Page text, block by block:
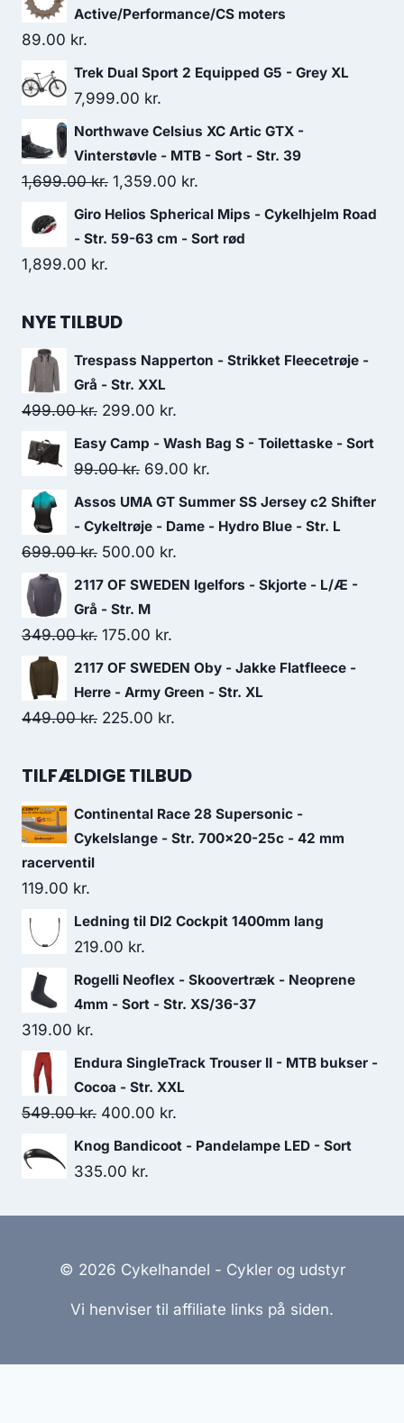
was:
is:
Active/Performance/CS moters
89.00 kr.
Trek Dual Sport 2 Equipped G5 - Grey XL
7,999.00 kr.
Northwave Celsius XC Artic GTX -
Vinterstøvle - MTB - Sort - Str. 39
1,699.00kr. Original
price
was:
1,359.00 kr.
price
is:
Giro Helios Spherical Mips - Cykelhjelm Road
- Str. 59-63 cm - Sort rød
1,899.00 kr.
NYE TILBUD
Trespass Napperton - Strikket Fleecetrøje -
Grå - Str. XXL
499.00kr. Original
price
was:
299.00 kr.
price
is:
Easy Camp - Wash Bag S - Toilettaske - Sort
99.00kr. Original
price
was:
99.00 kr..
69.00 kr.
price
is:
Assos UMA GT Summer SS Jersey c2 Shifter
- Cykeltrøje - Dame - Hydro Blue - Str. L
699.00kr. Original
price
was:
699.00 kr..
500.00 kr.
price
2117 OF SWEDEN Igelfors - Skjorte - L/Æ -
Grå - Str. M
349.00kr. Original
price
was:
349.00 kr..
175.00 kr.
price
is:
2117 OF SWEDEN Oby - Jakke Flatfleece -
Herre - Army Green - Str. XL
449.00kr. Original
was:
225.00 kr.
is:
TILFÆLDIGE TILBUD
Continental Race 28 Supersonic -
Cykelslange - Str. 700x20-25c - 42 mm
racerventil
119.00 kr.
Ledning til DI2 Cockpit 1400mm lang
219.00 kr.
Rogelli Neoflex - Skoovertræk - Neoprene
4mm - Sort - Str. XS/36-37
319.00 kr.
Endura SingleTrack Trouser II - MTB bukser -
Cocoa - Str. XXL
549.00kr. Original
price
was:
400.00 kr.
price
Knog Bandicoot - Pandelampe LED - Sort
335.00 kr.
© 2026 Cykelhandel - Cykler og udstyr
Vi henviser til affiliate links på siden.